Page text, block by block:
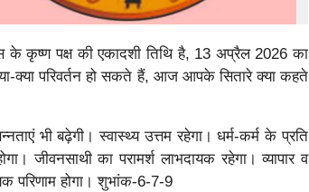
के कृष्ण पक्ष की एकादशी तिथि है, 13 अप्रैल 2026 का
परिवर्तन हो सकते हैं, आज आपके सितारे क्या कहते
भी बढ़ेगी। स्वास्थ्य उत्तम रहेगा। धर्म-कर्म के प्रति
जीवनसाथी का परामर्श लाभदायक रहेगा। व्यापार व
परिणाम होगा। शुभांक-6-7-9